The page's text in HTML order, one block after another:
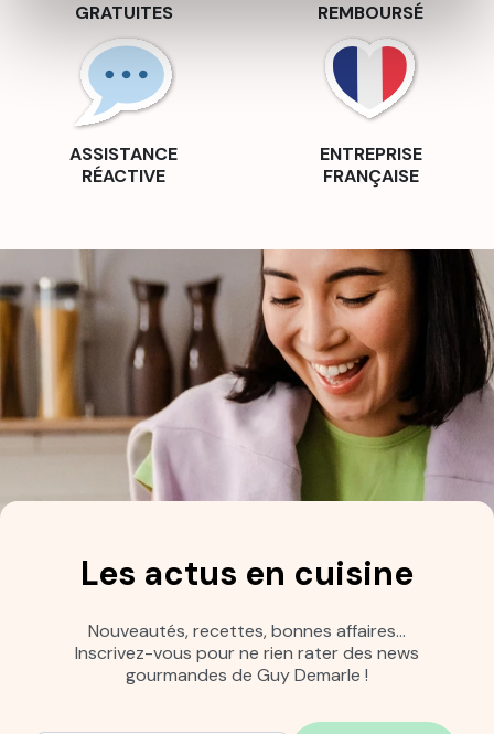
GRATUITES
REMBOURSÉ
ASSISTANCE
RÉACTIVE
ENTREPRISE
FRANÇAISE
Les actus en cuisine
Nouveautés, recettes, bonnes affaires…
Inscrivez-vous pour ne rien rater des news
gourmandes de Guy Demarle !